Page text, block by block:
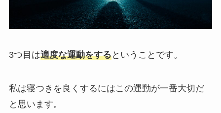
3つ目は適度な運動をするということです。
私は寝つきを良くするにはこの運動が一番大切だ
と思います。